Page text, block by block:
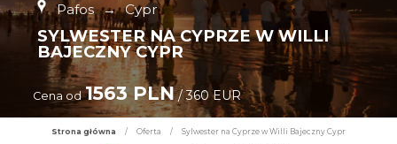
Pafos → Cypr
SYLWESTER NA CYPRZE W WILLI
BAJECZNY CYPR
Cena od 1563 PLN/ 360 EUR
Strona główna / Oferta / Sylwester na Cyprze w Willi Bajeczny Cypr